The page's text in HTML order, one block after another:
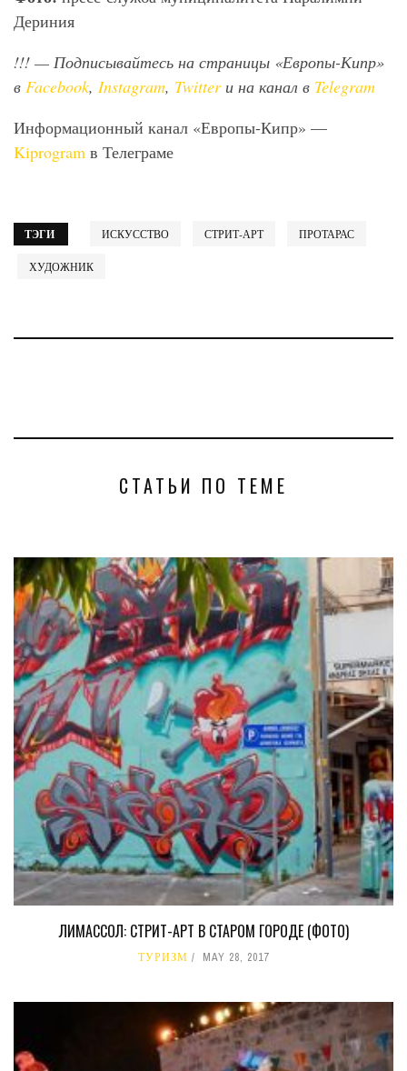
Дериния
!!! — Подписывайтесь на страницы «Европы-Кипр»
в Facebook, Instagram, Twitterи на канал в Telegram
Информационный канал «Европы-Кипр» —
Kiprogram в Телеграме
ТЭГИ ИСКУССТВО СТРИТ-АРТ ПРОТАРАС
ХУДОЖНИК
СТАТЬИ ПО ТЕМЕ
ЛИМАССОЛ: СТРИТ-АРТ В СТАРОМ ГОРОДЕ (ФОТО)
ТУРИЗМ MAY 28, 2017